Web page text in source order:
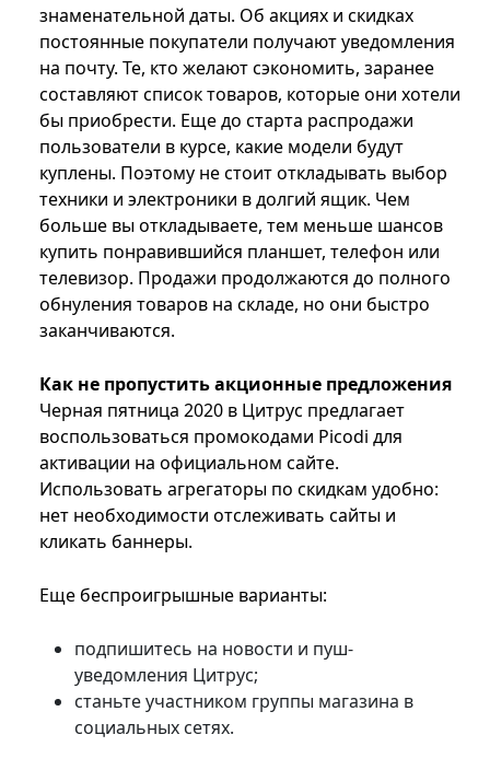
знаменательной даты. Об акциях и скидках
постоянные покупатели получают уведомления
на почту. Те, кто желают сэкономить, заранее
составляют список товаров, которые они хотели
бы приобрести. Еще до старта распродажи
пользователи в курсе, какие модели будут
куплены. Поэтому не стоит откладывать выбор
техники и электроники в долгий ящик. Чем
больше вы откладываете, тем меньше шансов
купить понравившийся планшет, телефон или
телевизор. Продажи продолжаются до полного
обнуления товаров на складе, но они быстро
заканчиваются.
Как не пропустить акционные предложения
Черная пятница 2020 в Цитрус предлагает
воспользоваться промокодами Picodi для
активации на официальном сайте.
Использовать агрегаторы по скидкам удобно:
нет необходимости отслеживать сайты и
кликать баннеры.
Еще беспроигрышные варианты:
подпишитесь на новости и пуш-
уведомления Цитрус;
станьте участником группы магазина в
социальных сетях.